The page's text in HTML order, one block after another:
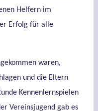
Helfern im
Erfolg für alle
waren,
und die Eltern
Kennenlernspielen
Vereinsjugend gab es